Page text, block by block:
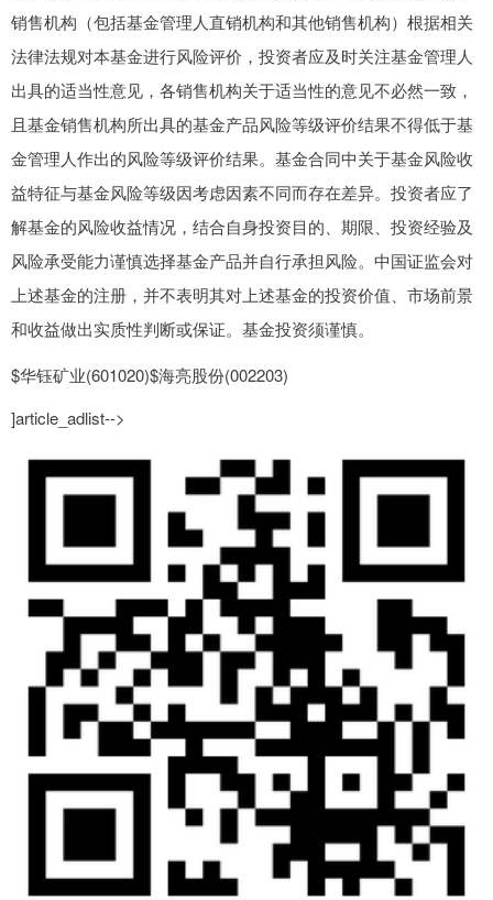
销售机构（包括基金管理人直销机构和其他销售机构）根据相关
法律法规对本基金进行风险评价，投资者应及时关注基金管理人
出具的适当性意见，各销售机构关于适当性的意见不必然一致，
且基金销售机构所出具的基金产品风险等级评价结果不得低于基
金管理人作出的风险等级评价结果。基金合同中关于基金风险收
益特征与基金风险等级因考虑因素不同而存在差异。投资者应了
解基金的风险收益情况，结合自身投资目的、期限、投资经验及
风险承受能力谨慎选择基金产品并自行承担风险。中国证监会对
上述基金的注册，并不表明其对上述基金的投资价值、市场前景
和收益做出实质性判断或保证。基金投资须谨慎。
$华钰矿业(601020)$海亮股份(002203)
]article_adlist-->